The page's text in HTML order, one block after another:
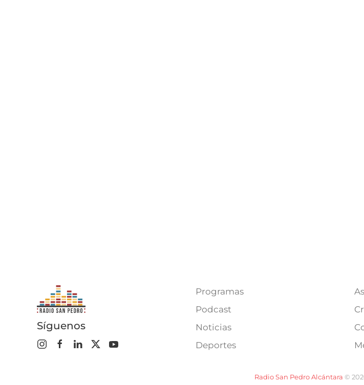
Síguenos
Programas
Podcast
Noticias
Deportes
Radio San Pedro Alcántara ©